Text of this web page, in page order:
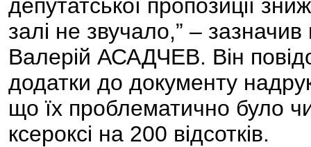
депутатської пропозиції
залі не звучало,” – зазначив
Валерій АСАДЧЕВ. Він
додатки до документу
що їх проблематично було
ксероксі на 200 відсотків.